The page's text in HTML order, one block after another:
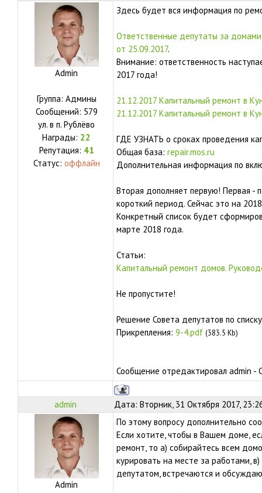
Admin
Группа: Админы
Сообщений: 579
ул. в п. Рублёво
Награды: 22
Репутация: 41
Статус: оффлайн
Здесь будет вся информация по
Ответственные депутаты за
от 25.09.2017.
Внимание: ответственность
2017 года!
21.12.2017 Капитальный ремонт в
21.12.2017 Капитальный ремонт в
ГДЕ УЗНАТЬ о сроках проведения
Общая база: repair.mos.ru
Дополнительная информация по
Вторая дополняет первую! Первая -
короткий период. Сейчас это на
Конкретный список будет
марте 2018 года.
Статьи:
Капитальный ремонт домов.
Не пропустите!
Решение Совета депутатов по
Прикрепления: 9-4.pdf (383.5 Kb)
Сообщение отредактировал admin -
admin Дата: Вторник, 31 Октября 2017,
Admin
По этому вопросу дополнительно
Если хотите, чтобы в Вашем доме,
ремонт, то а) собирайтесь всем
курировать на месте за работами,
депутатом, встречаются и